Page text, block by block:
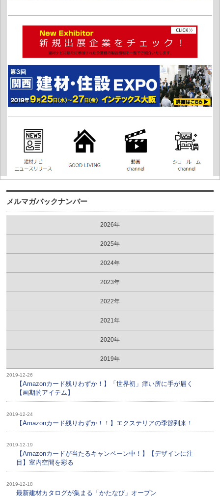
メルマガバックナンバー
2026年
2025年
2024年
2023年
2022年
2021年
2020年
2019年
2019-12-26
【Amazonカード残りわずか！】「世界初」痒い所に手が届く
【画期的アイテム】
2019-12-24
【Amazonカード残りわずか！！】エクステリアの季節到来！
2019-12-19
【Amazonカードが当たるキャンペーン中！】【デザインに注
目】室内空間を彩る
2019-12-18
最新建材カタログが集まる「かたなび」オープン